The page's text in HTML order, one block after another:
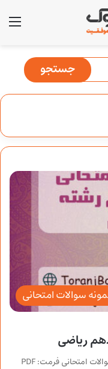
سوالات امتحانی
ریاضی